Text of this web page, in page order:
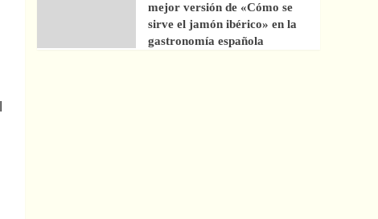
mejor versión de «Cómo se
sirve el jamón ibérico» en la
gastronomía española